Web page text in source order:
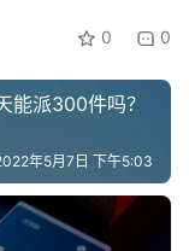
0 0
能派300件吗？
年5月7日 下午5:03